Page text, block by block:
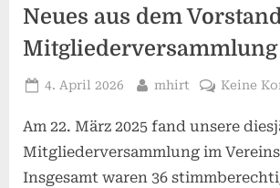
Neues aus dem
Mitgliederversammlung
Posted
4. April 2026 By
mhirt Keine
Am 22. März 2025 fand unsere
Mitgliederversammlung im
Insgesamt waren 36